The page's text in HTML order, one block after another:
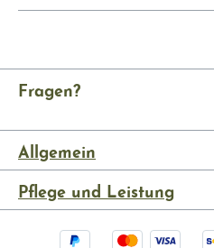
Fragen?
Allgemein
Pflege und Leistung